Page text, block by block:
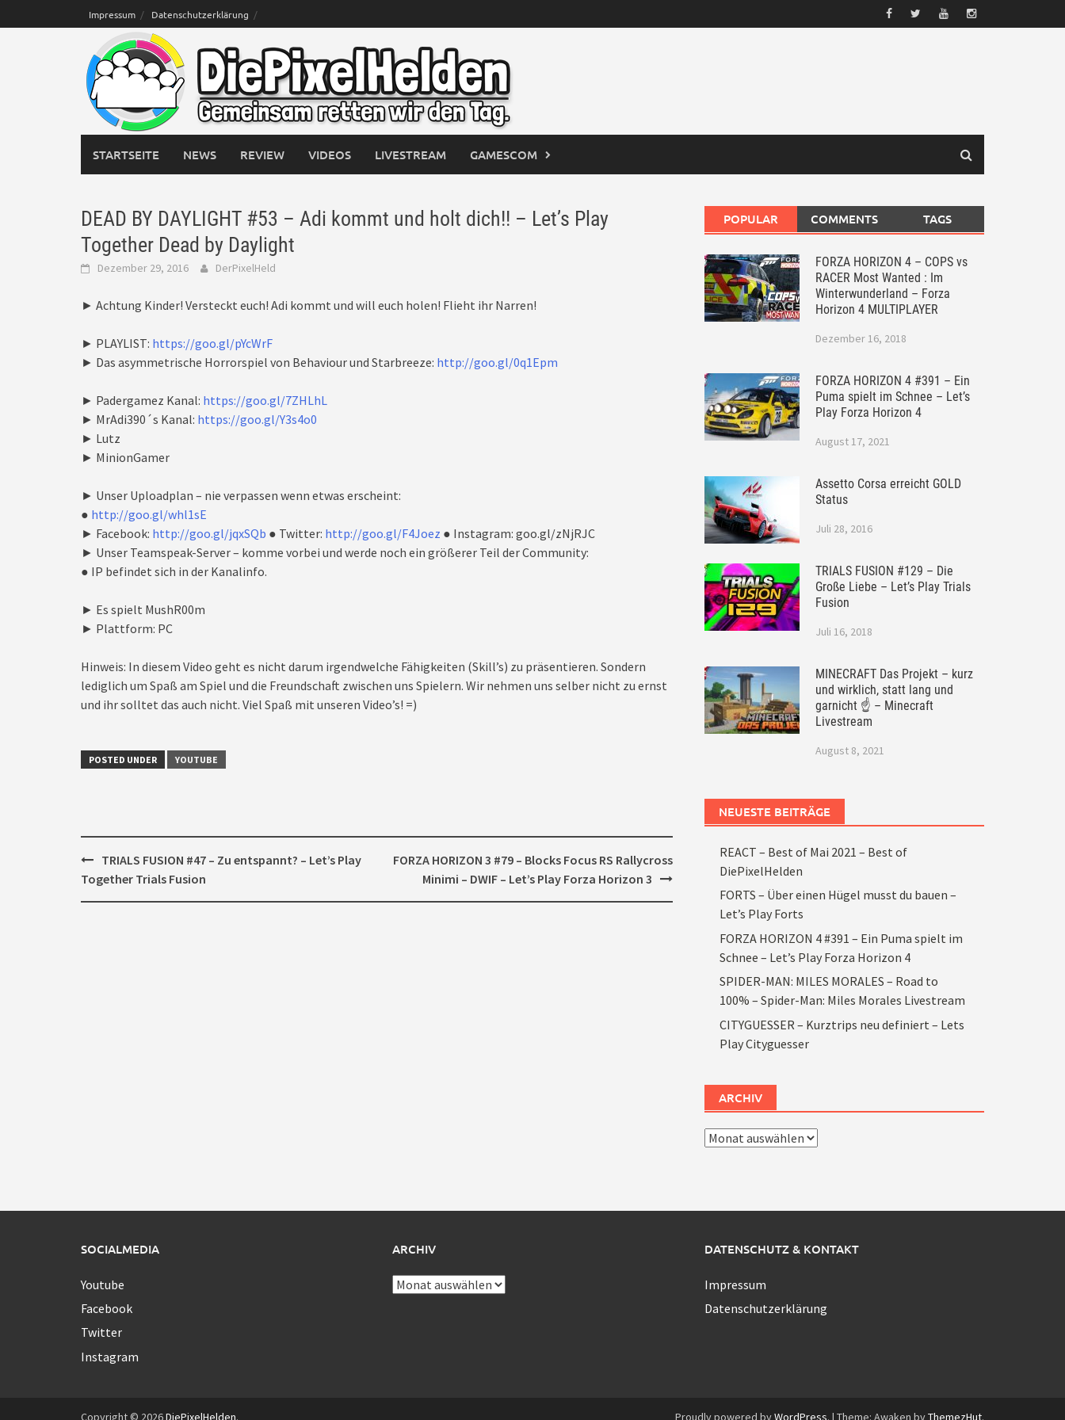
to
Impressum Datenschutzerklärung
STARTSEITE NEWS REVIEW VIDEOS LIVESTREAM GAMESCOM
DEAD BY DAYLIGHT #53 – Adi kommt und holt dich!! – Let’s Play
Together Dead by Daylight
Dezember 29, 2016 DerPixelHeld
► Achtung Kinder! Versteckt euch! Adi kommt und will euch holen! Flieht ihr Narren!
► PLAYLIST: https://goo.gl/pYcWrF
► Das asymmetrische Horrorspiel von Behaviour und Starbreeze: http://goo.gl/0q1Epm
► Padergamez Kanal: https://goo.gl/7ZHLhL
► MrAdi390´s Kanal: https://goo.gl/Y3s4o0
► Lutz
► MinionGamer
► Unser Uploadplan – nie verpassen wenn etwas erscheint:
● http://goo.gl/whl1sE
► Facebook: http://goo.gl/jqxSQb ● Twitter: http://goo.gl/F4Joez ● Instagram: goo.gl/zNjRJC
► Unser Teamspeak-Server – komme vorbei und werde noch ein größerer Teil der Community:
● IP befindet sich in der Kanalinfo.
► Es spielt MushR00m
► Plattform: PC
Hinweis: In diesem Video geht es nicht darum irgendwelche Fähigkeiten (Skill’s) zu präsentieren. Sondern
lediglich um Spaß am Spiel und die Freundschaft zwischen uns Spielern. Wir nehmen uns selber nicht zu ernst
und ihr solltet das auch nicht. Viel Spaß mit unseren Video’s! =)
POSTED UNDER YOUTUBE
Post
navigation
TRIALS FUSION #47 – Zu entspannt? – Let’s Play
Together Trials Fusion
FORZA HORIZON 3 #79 – Blocks Focus RS Rallycross
Minimi – DWIF – Let’s Play Forza Horizon 3
POPULAR COMMENTS TAGS
FORZA HORIZON 4 – COPS vs
RACER Most Wanted : Im
Winterwunderland – Forza
Horizon 4 MULTIPLAYER
Dezember 16, 2018
FORZA HORIZON 4 #391 – Ein
Puma spielt im Schnee – Let’s
Play Forza Horizon 4
August 17, 2021
Assetto Corsa erreicht GOLD
Status
Juli 28, 2016
TRIALS FUSION #129 – Die
Große Liebe – Let’s Play Trials
Fusion
Juli 16, 2018
MINECRAFT Das Projekt – kurz
und wirklich, statt lang und
garnicht ☝ – Minecraft
Livestream
August 8, 2021
NEUESTE BEITRÄGE
REACT – Best of Mai 2021 – Best of
DiePixelHelden
FORTS – Über einen Hügel musst du bauen –
Let’s Play Forts
FORZA HORIZON 4 #391 – Ein Puma spielt im
Schnee – Let’s Play Forza Horizon 4
SPIDER-MAN: MILES MORALES – Road to
100% – Spider-Man: Miles Morales Livestream
CITYGUESSER – Kurztrips neu definiert – Lets
Play Cityguesser
ARCHIV
Archiv
SOCIALMEDIA
Youtube
Facebook
Twitter
Instagram
ARCHIV
Archiv
DATENSCHUTZ & KONTAKT
Impressum
Datenschutzerklärung
Copyright © 2026DiePixelHelden. Proudly powered byWordPress. | Theme: Awaken byThemezHut.